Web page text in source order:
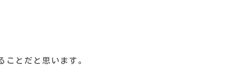
ことだと思います。